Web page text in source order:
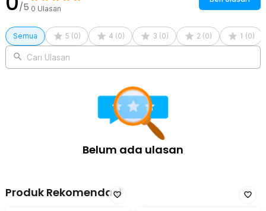
/5 0 Ulasan
Semua 5 (0) 4 (0) 3 (0) 2 (0) 1 (0)
Cari Ulasan
Belum ada ulasan
Produk Rekomendasi